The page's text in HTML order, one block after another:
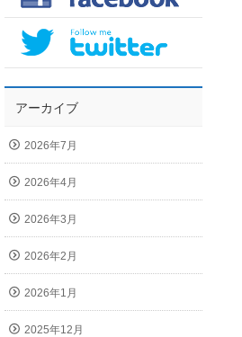
アーカイブ
2026年7月
2026年4月
2026年3月
2026年2月
2026年1月
2025年12月